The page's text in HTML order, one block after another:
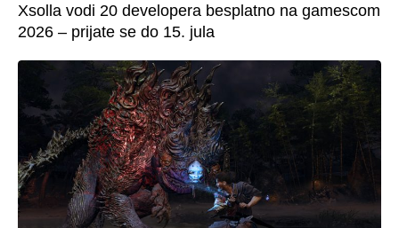
Xsolla vodi 20 developera besplatno na gamescom
2026 – prijate se do 15. jula